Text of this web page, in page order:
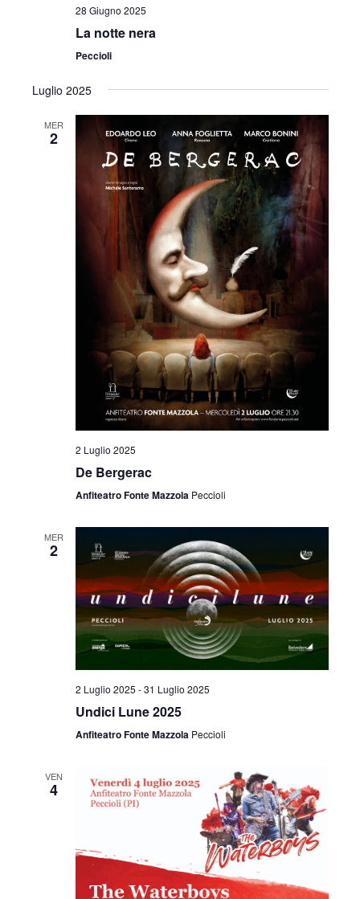
t
e
N
a
v
i
g
a
z
i
o
n
e
28 Giugno 2025
La notte nera
Peccioli
Luglio 2025
MER
2
2 Luglio 2025
De Bergerac
Anfiteatro Fonte Mazzola Peccioli
MER
2
2 Luglio 2025 -31 Luglio 2025
Undici Lune 2025
Anfiteatro Fonte Mazzola Peccioli
VEN
4